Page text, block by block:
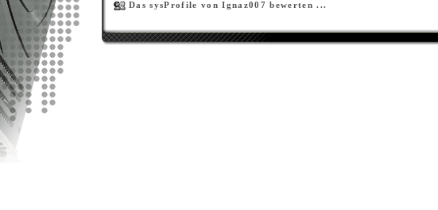
Das sysProfile von Ignaz007 bewerten ...